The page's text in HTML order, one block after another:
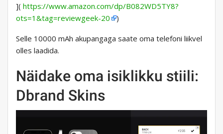
]( https://www.amazon.com/dp/B082WD5TY8?
ots=1&tag=reviewgeek-20
)
Selle 10000 mAh akupangaga saate oma telefoni liikvel
olles laadida.
Näidake oma isiklikku stiili:
Dbrand Skins